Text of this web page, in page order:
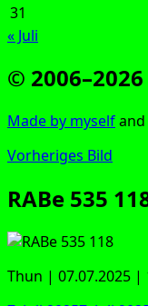
31
« Juli
©
Made by mys­elfand
Vorheriges Bild
RABe 535
Thun | 07.07.2025 |